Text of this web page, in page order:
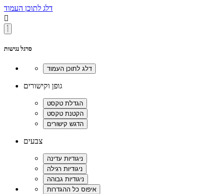
דלג לתוכן העמוד

סרגל נגישות
גופן וקישורים
צבעים